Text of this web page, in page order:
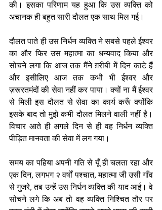
की। इसका परिणाम यह हुआ कि उस व्यक्ति को
अचानक ही बहुत सारी दौलत एक साथ मिल गई।
दौलत पाते ही उस निर्धन व्यक्ति ने सबसे पहले ईश्वर
का और फिर उस महात्मा का धन्यवाद किया और
सोचने लगा कि आज तक मैंने ग़रीबी में दिन काटे हैं
और इसीलिए आज तक कभी भी ईश्वर और
ज़रूरतमंदों की सेवा नहीं कर पाया। क्यों ना मैं ईश्वर
से मिली इस दौलत से सेवा का कार्य करूँ क्योंकि
इसके बाद तो मुझे कभी दौलत मिलने वाली नहीं है।
विचार आते ही अगले दिन से ही वह निर्धन व्यक्ति
पीड़ित मानवता की सेवा में लग गया।
समय का पहिया अपनी गति से यूँ ही चलता रहा और
एक दिन, लगभग २ वर्षों पश्चात, महात्मा जी उसी गाँव
से गुजरे, तब उन्हें उस निर्धन व्यक्ति की याद आई। वे
सोचने लगे कि अब तो वह व्यक्ति निश्चित तौर पर